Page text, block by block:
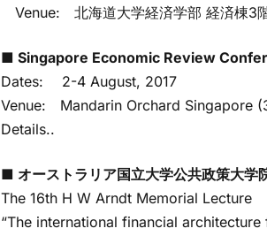
Venue: 北海道大学経済学部 経済棟3
■ Singapore Economic Review
Dates: 2-4 August, 2017
Venue: Mandarin Orchard Singapore
Details..
■ オーストラリア国立大学公共政策大学
The 16th H W Arndt Memorial Lecture
“The international financial